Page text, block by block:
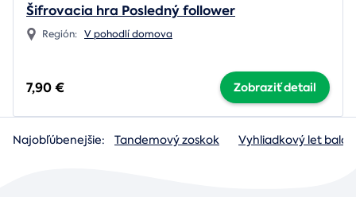
Šifrovacia hra Posledný follower
Región: V pohodlí domova
7,90 € Zobraziť detail
Najobľúbenejšie: Tandemový zoskok Vyhliadkový let